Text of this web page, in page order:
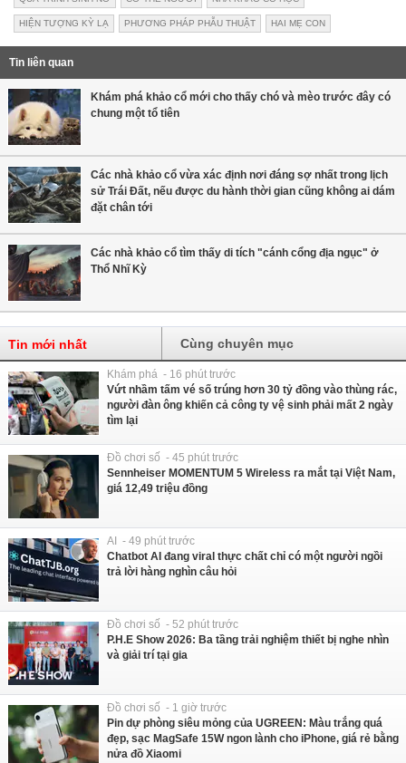
HIỆN TƯỢNG KỲ LẠ PHƯƠNG PHÁP PHẪU THUẬT HAI MẸ CON
Tin liên quan
Khám phá khảo cổ mới cho thấy chó và mèo trước đây có
chung một tổ tiên
Các nhà khảo cổ vừa xác định nơi đáng sợ nhất trong lịch
sử Trái Đất, nếu được du hành thời gian cũng không ai dám
đặt chân tới
Các nhà khảo cổ tìm thấy di tích "cánh cổng địa ngục" ở
Thổ Nhĩ Kỳ
Tin mới nhất Cùng chuyên mục
Khám phá - 16 phút trước
Vứt nhầm tấm vé số trúng hơn 30 tỷ đồng vào thùng rác,
người đàn ông khiến cả công ty vệ sinh phải mất 2 ngày
tìm lại
Đồ chơi số - 45 phút trước
Sennheiser MOMENTUM 5 Wireless ra mắt tại Việt Nam,
giá 12,49 triệu đồng
AI - 49 phút trước
Chatbot AI đang viral thực chất chỉ có một người ngồi
trả lời hàng nghìn câu hỏi
Đồ chơi số - 52 phút trước
P.H.E Show 2026: Ba tầng trải nghiệm thiết bị nghe nhìn
và giải trí tại gia
Đồ chơi số - 1 giờ trước
Pin dự phòng siêu mỏng của UGREEN: Màu trắng quá
đẹp, sạc MagSafe 15W ngon lành cho iPhone, giá rẻ bằng
nửa đồ Xiaomi